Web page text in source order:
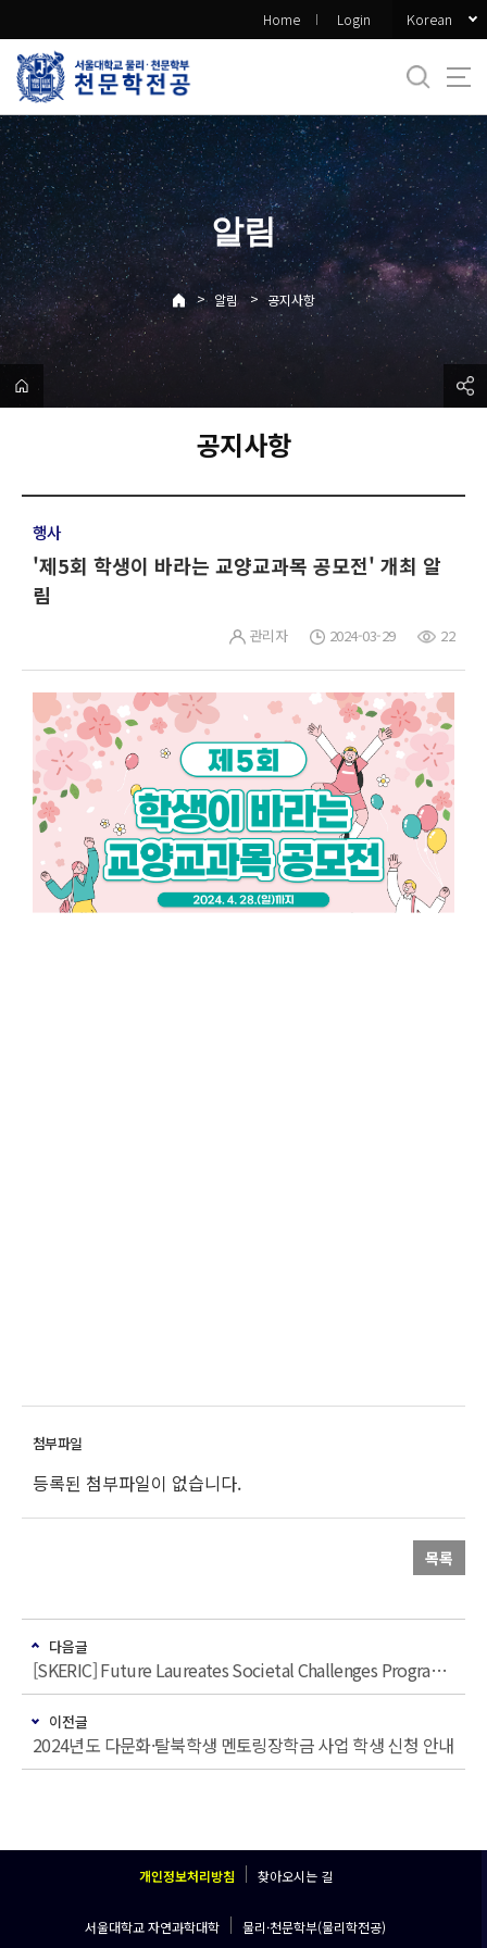
로
메
뉴
Home Login Korean
알림
> 알림 > 공지사항
공지사항
행사
'제5회 학생이 바라는 교양교과목 공모전' 개최 알
림
관리자 2024-03-29 22
등록된 첨부파일이 없습니다.
목록
다음글
[SKERIC] Future Laureates Societal Challenges Program 참가자 모집 안내
이전글
2024년도 다문화·탈북학생 멘토링장학금 사업 학생 신청 안내
개인정보처리방침 찾아오시는 길
서울대학교 자연과학대학 물리·천문학부(물리학전공)